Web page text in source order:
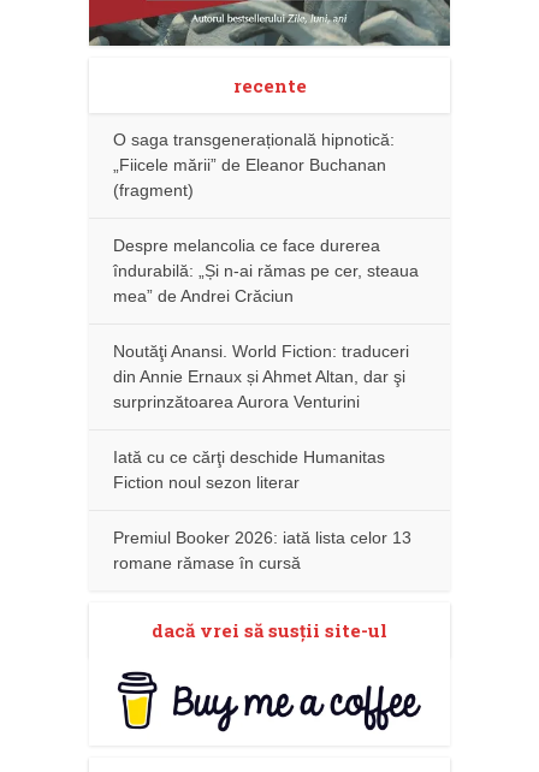
recente
O saga transgenerațională hipnotică:
„Fiicele mării” de Eleanor Buchanan
(fragment)
Despre melancolia ce face durerea
îndurabilă: „Și n-ai rămas pe cer, steaua
mea” de Andrei Crăciun
Noutăţi Anansi. World Fiction: traduceri
din Annie Ernaux și Ahmet Altan, dar şi
surprinzătoarea Aurora Venturini
Iată cu ce cărţi deschide Humanitas
Fiction noul sezon literar
Premiul Booker 2026: iată lista celor 13
romane rămase în cursă
dacă vrei să susţii site-ul